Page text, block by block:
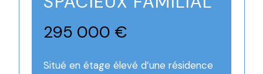
295 000 €
Situé en étage élevé d’une résidence